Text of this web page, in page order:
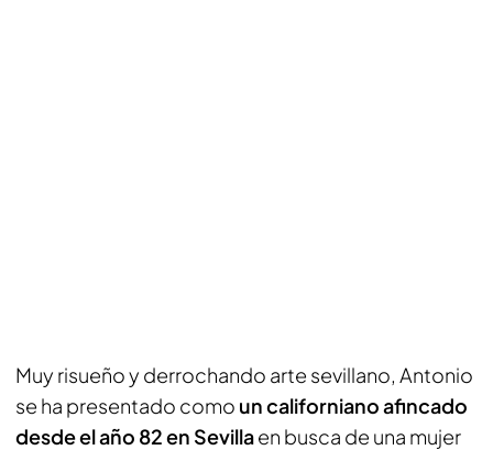
Muy risueño y derrochando arte sevillano, Antonio
se ha presentado como un californiano afincado
desde el año 82 en Sevillaen busca de una mujer